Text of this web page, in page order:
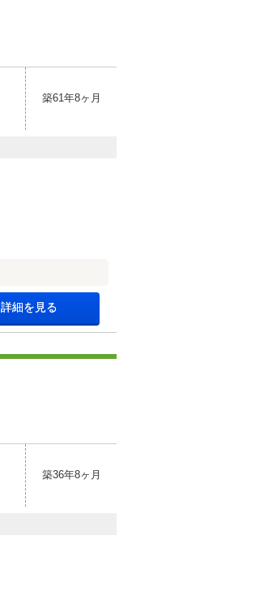
築61年8ヶ月
詳細を見る
築36年8ヶ月